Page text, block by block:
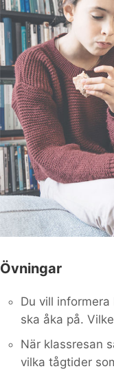
Övningar
Du vill
ska åka på.
När klassresan
vilka tågtider